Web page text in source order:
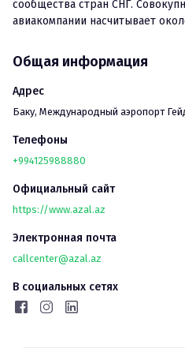
сообщества стран СНГ.
авиакомпании насчитывает
миллионов пассажиров.
Самолеты гражданской
соответствуют стандартам
престижного объединения
Международной ассоциации
Штаб-квартира AZAL
аэропорту Гейдар Алиев,
международных стандартов.
Общая информация
Адрес
Баку, Международный аэропорт
Телефоны
+994125988880
Официальный сайт
https://www.azal.az
Электронная почта
callcenter@azal.az
В социальных сетях